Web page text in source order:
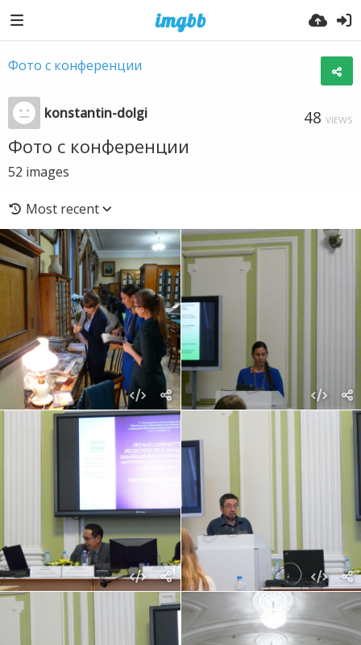
Фото с конференции
konstantin-dolgi 48 VIEWS
Фото с конференции
52 images
Most recent